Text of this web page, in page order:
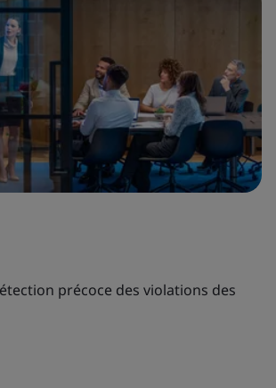
précoce des violations des